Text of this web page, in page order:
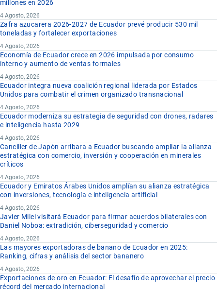
millones en 2026
4 Agosto, 2026
Zafra azucarera 2026-2027 de Ecuador prevé producir 530 mil
toneladas y fortalecer exportaciones
4 Agosto, 2026
Economía de Ecuador crece en 2026 impulsada por consumo
interno y aumento de ventas formales
4 Agosto, 2026
Ecuador integra nueva coalición regional liderada por Estados
Unidos para combatir el crimen organizado transnacional
4 Agosto, 2026
Ecuador moderniza su estrategia de seguridad con drones, radares
e inteligencia hasta 2029
4 Agosto, 2026
Canciller de Japón arribara a Ecuador buscando ampliar la alianza
estratégica con comercio, inversión y cooperación en minerales
críticos
4 Agosto, 2026
Ecuador y Emiratos Árabes Unidos amplían su alianza estratégica
con inversiones, tecnología e inteligencia artificial
4 Agosto, 2026
Javier Milei visitará Ecuador para firmar acuerdos bilaterales con
Daniel Noboa: extradición, ciberseguridad y comercio
4 Agosto, 2026
Las mayores exportadoras de banano de Ecuador en 2025:
Ranking, cifras y análisis del sector bananero
4 Agosto, 2026
Exportaciones de oro en Ecuador: El desafío de aprovechar el precio
récord del mercado internacional